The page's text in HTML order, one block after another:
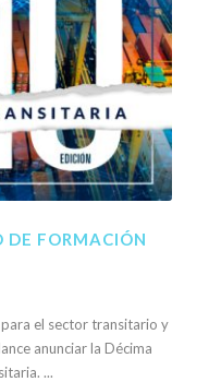
DE FORMACIÓN
el sector transitario y
anunciar la Décima
...